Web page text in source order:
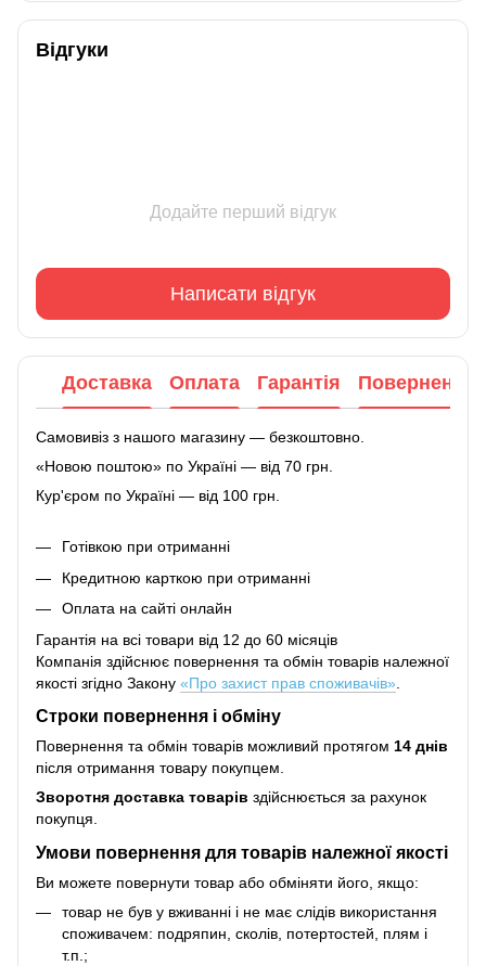
Відгуки
Додайте перший відгук
Написати відгук
Доставка Оплата Гарантія Повернення
Самовивіз з нашого магазину — безкоштовно.
«Новою поштою» по Україні — від 70 грн.
Кур'єром по Україні — від 100 грн.
Готівкою при отриманні
Кредитною карткою при отриманні
Оплата на сайті онлайн
Гарантія на всі товари від 12 до 60 місяців
Компанія здійснює повернення та обмін товарів належної
якості згідно Закону «Про захист прав споживачів»
Строки повернення і обміну
Повернення та обмін товарів можливий протягом 14 днів
після отримання товару покупцем.
Зворотня доставка товарів здійснюється за рахунок
покупця.
Умови повернення для товарів належної якості
Ви можете повернути товар або обміняти його, якщо:
товар не був у вживанні і не має слідів використання
споживачем: подряпин, сколів, потертостей, плям і
т.п.;